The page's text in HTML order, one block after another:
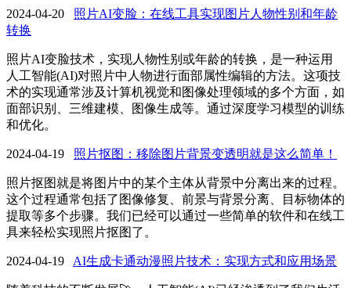
2024-04-20
照片AI变脸：在线工具实现图片人物性别和年龄
转换
照片AI变脸技术，实现人物性别或年龄的转换，是一种运用
人工智能(AI)对照片中人物进行面部属性编辑的方法。这项技
术的实现通常涉及计算机视觉和图像处理领域的多个方面，如
面部识别、三维建模、图像生成等。通过深度学习模型的训练
和优化。
2024-04-19 照片抠图：移除图片背景变透明就是这么简单！
照片抠图就是将图片中的某个主体从背景中分离出来的过程。
这个过程通常包括了图像修复、前景与背景分离、目标物体的
提取等多个步骤。我们已经可以通过一些简单的软件和在线工
具来轻松实现照片抠图了。
2024-04-19 AI生成卡通动漫照片技术：实现方式和应用场景